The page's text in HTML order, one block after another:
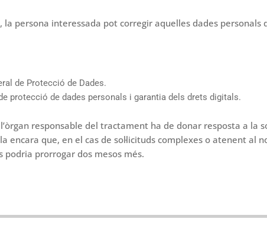
persona interessada pot corregir aquelles dades personals
de Protecció de Dades.
protecció de dades personals i garantia dels drets digitals.
responsable del tractament ha de donar resposta a la
encara que, en el cas de sol·licituds complexes o atenent al
podria prorrogar dos mesos més.